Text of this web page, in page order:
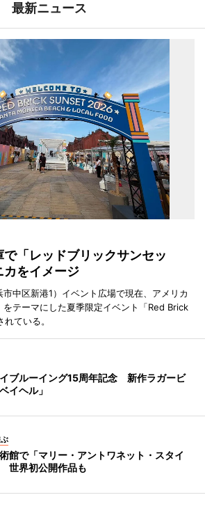
最新ニュース
「レッドブリックサンセッ
カをイメージ
中区新港1）イベント広場で現在、アメリカ
テーマにした夏季限定イベント「Red Brick
ている。
ブルーイング15周年記念 新作ラガービ
イヘル」
館で「マリー・アントワネット・スタイ
世界初公開作品も